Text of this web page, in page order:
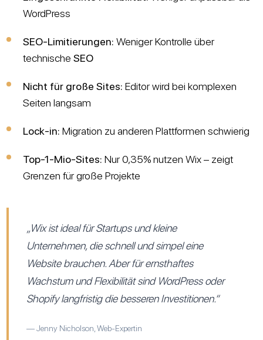
WordPress
SEO-Limitierungen: Weniger Kontrolle über
technischeSEO
Nicht für große Sites: Editor wird bei komplexen
Seiten langsam
Lock-in: Migration zu anderen Plattformen schwierig
Top-1-Mio-Sites: Nur 0,35% nutzen Wix – zeigt
Grenzen für große Projekte
„Wix ist ideal für Startups und kleine
Unternehmen, die schnell und simpel eine
Website brauchen. Aber für ernsthaftes
Wachstum und Flexibilität sind WordPress oder
Shopify langfristig die besseren Investitionen.“
— Jenny Nicholson, Web-Expertin